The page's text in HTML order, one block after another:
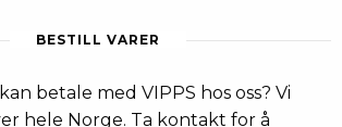
BESTILL VARER
betale med VIPPS hos oss? Vi
hele Norge. Ta kontakt for å